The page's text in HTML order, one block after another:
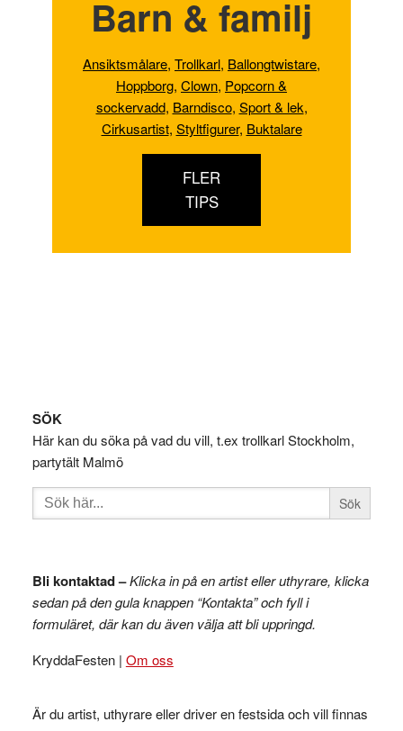
Barn & familj
Ansiktsmålare, Trollkarl, Ballongtwistare,
Hoppborg, Clown, Popcorn &
sockervadd, Barndisco, Sport & lek,
Cirkusartist, Styltfigurer, Buktalare
FLER
TIPS
Footer
SÖK
Här kan du söka på vad du vill, t.ex trollkarl Stockholm,
partytält Malmö
Sök
efter:
Bli kontaktad –Klicka in på en artist eller uthyrare, klicka
sedan på den gula knappen “Kontakta” och fyll i
formuläret, där kan du även välja att bli uppringd.
KryddaFesten | Om oss
Är du artist, uthyrare eller driver en festsida och vill finnas